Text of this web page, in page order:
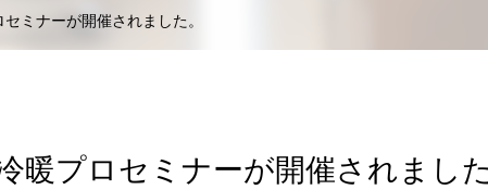
ミナーが開催されました。
暖プロセミナーが開催されました